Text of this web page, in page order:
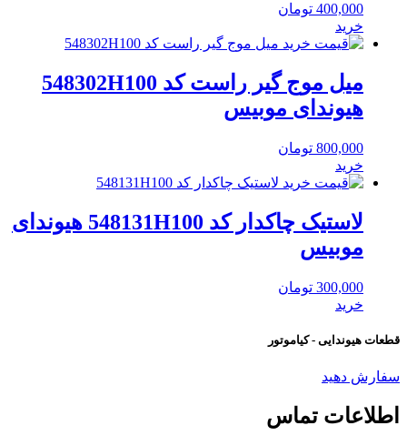
400,000 تومان
خرید
میل موج گیر راست کد 548302H100
هیوندای موبیس
800,000 تومان
خرید
لاستیک چاکدار کد 548131H100 هیوندای
موبیس
300,000 تومان
خرید
قطعات هیوندایی - کیاموتور
سفارش دهید
اطلاعات تماس